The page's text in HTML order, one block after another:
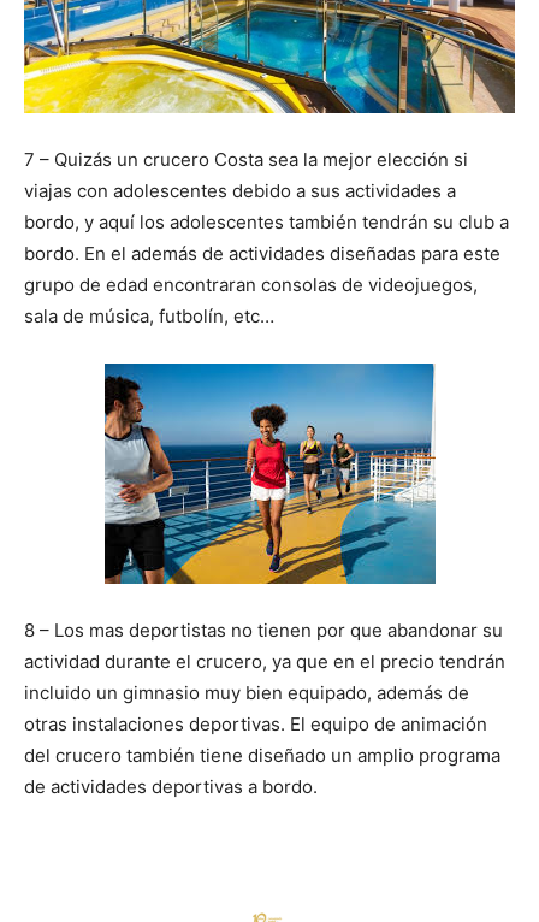
7 – Quizás un crucero Costa sea la mejor elección si
viajas con adolescentes debido a sus actividades a
bordo, y aquí los adolescentes también tendrán su club a
bordo. En el además de actividades diseñadas para este
grupo de edad encontraran consolas de videojuegos,
sala de música, futbolín, etc…
8 – Los mas deportistas no tienen por que abandonar su
actividad durante el crucero, ya que en el precio tendrán
incluido un gimnasio muy bien equipado, además de
otras instalaciones deportivas. El equipo de animación
del crucero también tiene diseñado un amplio programa
de actividades deportivas a bordo.